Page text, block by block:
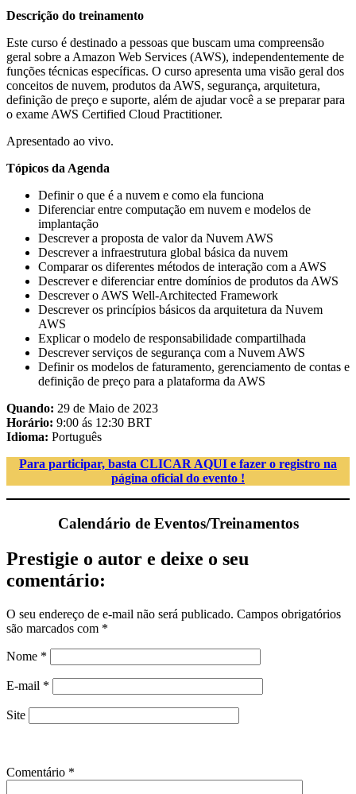
Descrição do treinamento
Este curso é destinado a pessoas que buscam uma compreensão
geral sobre a Amazon Web Services (AWS), independentemente de
funções técnicas específicas. O curso apresenta uma visão geral dos
conceitos de nuvem, produtos da AWS, segurança, arquitetura,
definição de preço e suporte, além de ajudar você a se preparar para
o exame AWS Certified Cloud Practitioner.
Apresentado ao vivo.
Tópicos da Agenda
Definir o que é a nuvem e como ela funciona
Diferenciar entre computação em nuvem e modelos de
implantação
Descrever a proposta de valor da Nuvem AWS
Descrever a infraestrutura global básica da nuvem
Comparar os diferentes métodos de interação com a AWS
Descrever e diferenciar entre domínios de produtos da AWS
Descrever o AWS Well-Architected Framework
Descrever os princípios básicos da arquitetura da Nuvem
AWS
Explicar o modelo de responsabilidade compartilhada
Descrever serviços de segurança com a Nuvem AWS
Definir os modelos de faturamento, gerenciamento de contas e
definição de preço para a plataforma da AWS
Quando: 29 de Maio de 2023
Horário: 9:00 ás 12:30 BRT
Idioma: Português
Para participar, basta CLICAR AQUI e fazer o registro na
página oficial do evento !
Calendário de Eventos/Treinamentos
Prestigie o autor e deixe o seu
comentário:
O seu endereço de e-mail não será publicado. Campos obrigatórios
são marcados com *
Nome *
E-mail *
Site
Comentário *